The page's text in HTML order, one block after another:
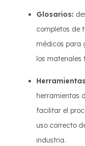
Glosarios:
completos de
médicos para
los materiales
herramientas
facilitar el
uso correcto
industria.